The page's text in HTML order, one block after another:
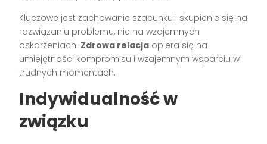
Kluczowe jest zachowanie szacunku i skupienie się na
rozwiązaniu problemu, nie na wzajemnych
oskarżeniach. Zdrowa relacja opiera się na
umiejętności kompromisu i wzajemnym wsparciu w
trudnych momentach.
Indywidualność w
związku